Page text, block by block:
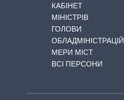
КАБІНЕТ
МІНІСТРІВ
ГОЛОВИ
ОБЛАДМІНІСТРАЦІЙ
МЕРИ МІСТ
ВСІ ПЕРСОНИ